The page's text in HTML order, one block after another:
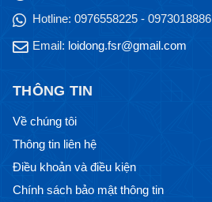
Hotline: 0976558225 - 0973018886
Email: loidong.fsr@gmail.com
THÔNG TIN
Về chúng tôi
Thông tin liên hệ
Điều khoản và điều kiện
Chính sách bảo mật thông tin